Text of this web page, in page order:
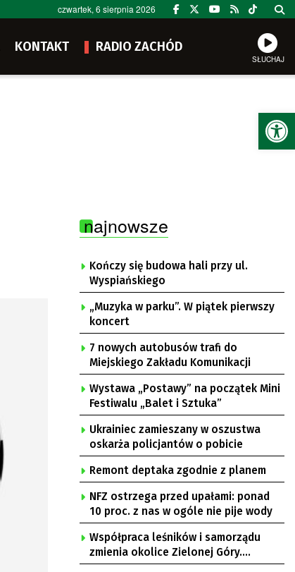
czwartek, 6 sierpnia 2026
KONTAKT RADIO ZACHÓD
SŁUCHAJ
najnowsze
Kończy się budowa hali przy ul.
Wyspiańskiego
„Muzyka w parku”. W piątek pierwszy
koncert
7 nowych autobusów trafi do
Miejskiego Zakładu Komunikacji
Wystawa „Postawy” na początek Mini
Festiwalu „Balet i Sztuka”
Ukrainiec zamieszany w oszustwa
oskarża policjantów o pobicie
Remont deptaka zgodnie z planem
NFZ ostrzega przed upałami: ponad
10 proc. z nas w ogóle nie pije wody
Współpraca leśników i samorządu
zmienia okolice Zielonej Góry.
Powstają nowe ścieżki rowerowe